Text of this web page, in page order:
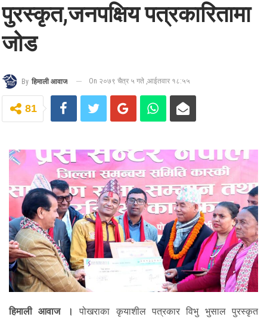
पुरस्कृत,जनपक्षिय पत्रकारितामा
जोड
By हिमाली आवाज On २०७९ चैत्र ५ गते ,आईतवार १८:५५
81
हिमाली आवाज ।
पोखराका कृयाशील पत्रकार विभु भुसाल पुरस्कृत